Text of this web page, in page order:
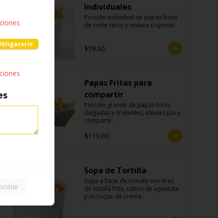
Individuales
Porción individual de papas fritas
de corte recto y textura crujiente.
$59.00
Papas Fritas para
compartir
Porción grande de papas fritas
delgadas y crujientes, ideales para
compartir.
$119.00
Sopa de Tortilla
Sopa a base de tomate con tiras
de tortilla frita, cubos de aguacate
y un toque de crema.